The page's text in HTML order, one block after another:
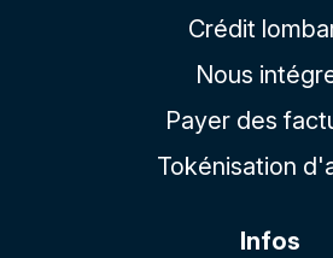
Crédit
Nous
Payer des
Tokénisation
Infos